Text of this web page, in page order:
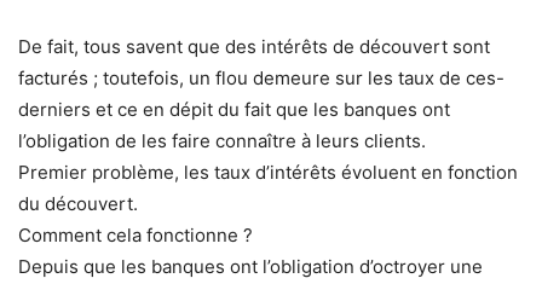
De fait, tous savent que des intérêts de découvert sont
facturés ; toutefois, un flou demeure sur les taux de ces-
derniers et ce en dépit du fait que les banques ont
l’obligation de les faire connaître à leurs clients.
Premier problème, les taux d’intérêts évoluent en fonction
du découvert.
Comment cela fonctionne ?
Depuis que les banques ont l’obligation d’octroyer une